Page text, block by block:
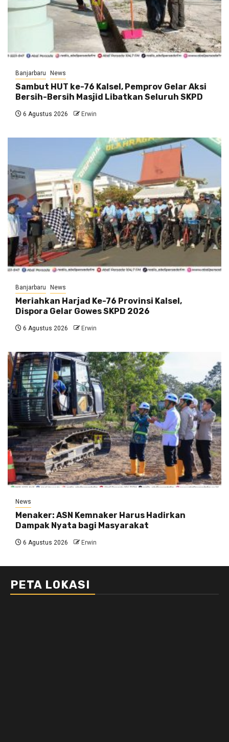
Banjarbaru News
Sambut HUT ke-76 Kalsel, Pemprov Gelar Aksi
Bersih-Bersih Masjid Libatkan Seluruh SKPD
6 Agustus 2026 Erwin
Banjarbaru News
Meriahkan Harjad Ke-76 Provinsi Kalsel,
Dispora Gelar Gowes SKPD 2026
6 Agustus 2026 Erwin
News
Menaker: ASN Kemnaker Harus Hadirkan
Dampak Nyata bagi Masyarakat
6 Agustus 2026 Erwin
PETA LOKASI